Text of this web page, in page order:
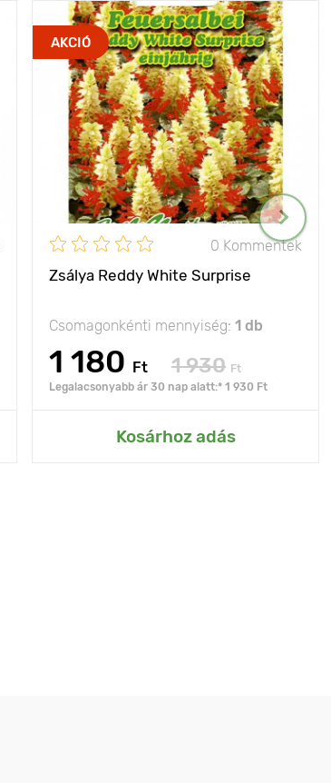
AKCIÓ
0 Kommentek
Zsálya Reddy White Surprise
Csomagonkénti mennyiség: 1 db
1 180 Ft 1 930 Ft
Legalacsonyabb ár 30 nap alatt:* 1 930 Ft
Kosárhoz adás